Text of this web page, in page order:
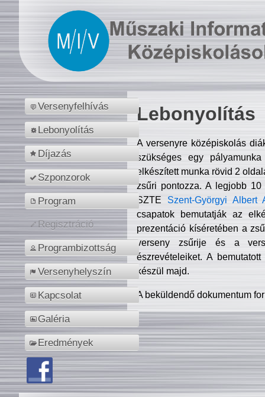
Versenyfelhívás
Lebonyolítás
Díjazás
Szponzorok
Program
Regisztráció
Programbizottság
Versenyhelyszín
Kapcsolat
Galéria
Eredmények
Lebonyolítás
A versenyre középiskolás
szükséges egy
elkészített munka rövid 2
zsűri pontozza. A legjobb
SZTE Szent-Györgyi Albert
csapatok bemutatják az
prezentáció kíséretében a
verseny zsűrije és a
észrevételeiket. A
készül majd.
A beküldendő dokumentum